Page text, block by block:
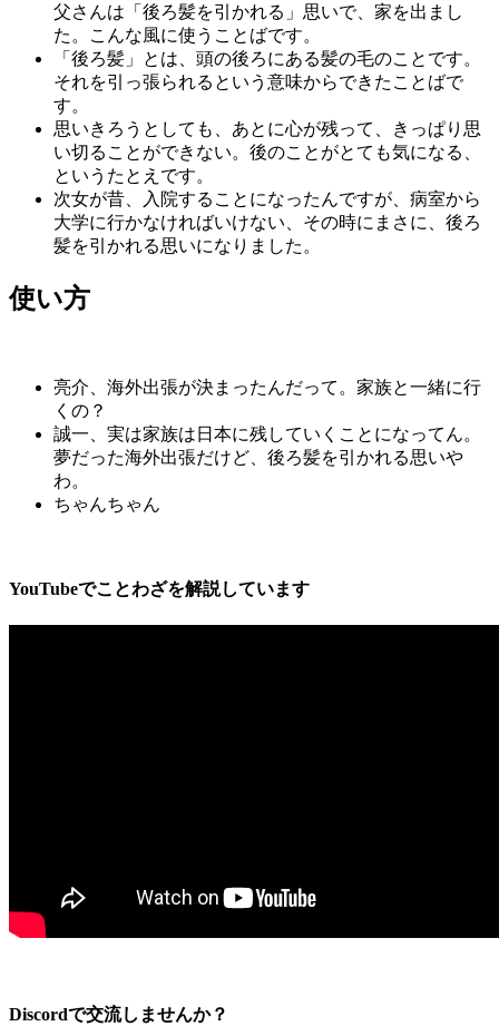
父さんは「後ろ髪を引かれる」思いで、家を出まし
た。こんな風に使うことばです。
「後ろ髪」とは、頭の後ろにある髪の毛のことです。
それを引っ張られるという意味からできたことばで
す。
思いきろうとしても、あとに心が残って、きっぱり思
い切ることができない。後のことがとても気になる、
というたとえです。
次女が昔、入院することになったんですが、病室から
大学に行かなければいけない、その時にまさに、後ろ
髪を引かれる思いになりました。
使い方
亮介、海外出張が決まったんだって。家族と一緒に行
くの？
誠一、実は家族は日本に残していくことになってん。
夢だった海外出張だけど、後ろ髪を引かれる思いや
わ。
ちゃんちゃん
YouTubeでことわざを解説しています
Discordで交流しませんか？